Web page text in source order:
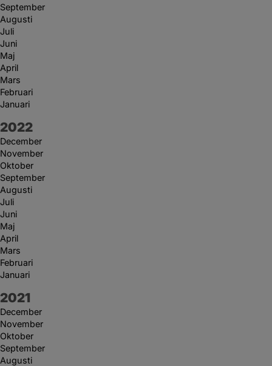
September
Augusti
Juli
Juni
Maj
April
Mars
Februari
Januari
År:
2022
December
November
Oktober
September
Augusti
Juli
Juni
Maj
April
Mars
Februari
Januari
År:
2021
December
November
Oktober
September
Augusti